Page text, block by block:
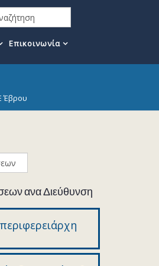
Επικοινωνία
Έβρου
ανα Διεύθυνση